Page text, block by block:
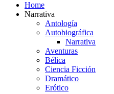
Home
Narrativa
Antología
Autobiográfica
Narrativa
Aventuras
Bélica
Ciencia Ficción
Dramático
Erótico